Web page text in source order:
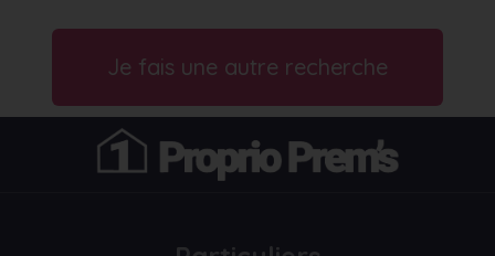
Je fais une autre recherche